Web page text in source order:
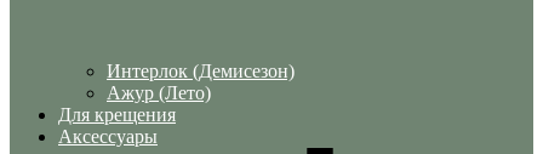
Интерлок (Демисезон)
Ажур (Лето)
Для крещения
Аксессуары